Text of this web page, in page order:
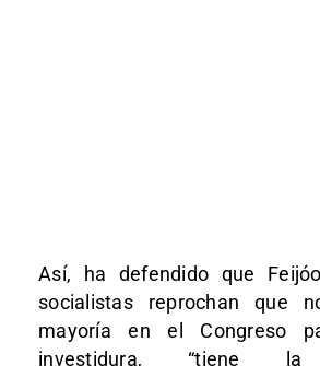
Así, ha defendido que
socialistas reprochan que
mayoría en el Congreso
investidura, “tiene la